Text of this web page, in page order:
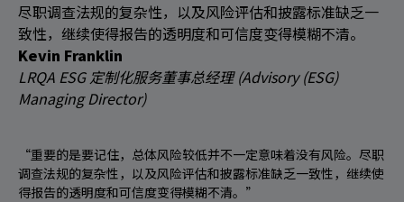
尽职调查法规的复杂性，以及风险评估和披露标准缺乏一
致性，继续使得报告的透明度和可信度变得模糊不清。
LRQA ESG 定制化服务董事总经理 (Advisory (ESG)
Managing Director)
Kevin Franklin
“重要的是要记住，总体风险较低并不一定意味着没有风险。尽职
调查法规的复杂性，以及风险评估和披露标准缺乏一致性，继续使
得报告的透明度和可信度变得模糊不清。”